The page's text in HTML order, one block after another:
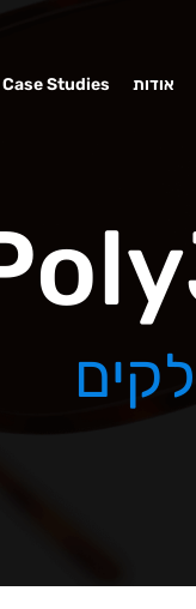
אודות Case Studies